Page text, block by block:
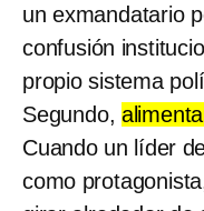
un exmandatario
confusión
propio sistema
Segundo,
Cuando un líder
como